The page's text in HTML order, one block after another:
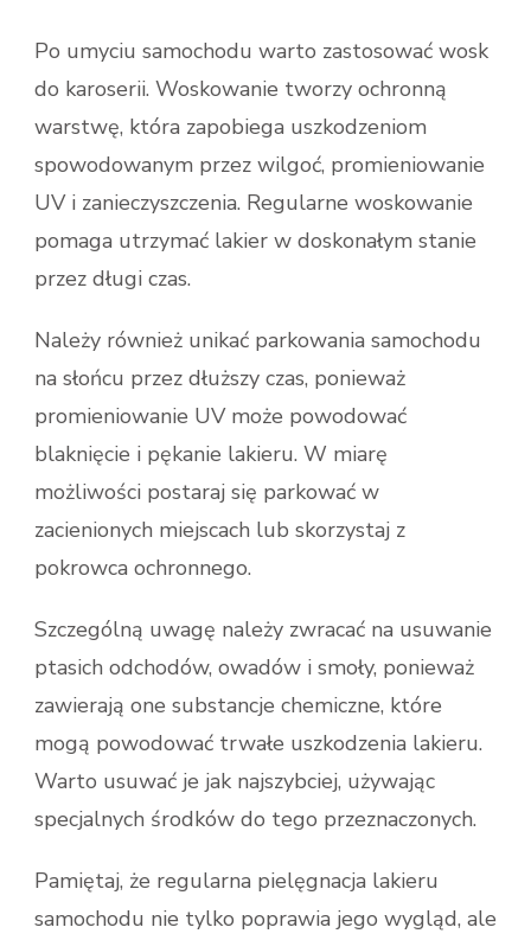
Po umyciu samochodu warto zastosować wosk
do karoserii. Woskowanie tworzy ochronną
warstwę, która zapobiega uszkodzeniom
spowodowanym przez wilgoć, promieniowanie
UV i zanieczyszczenia. Regularne woskowanie
pomaga utrzymać lakier w doskonałym stanie
przez długi czas.
Należy również unikać parkowania samochodu
na słońcu przez dłuższy czas, ponieważ
promieniowanie UV może powodować
blaknięcie i pękanie lakieru. W miarę
możliwości postaraj się parkować w
zacienionych miejscach lub skorzystaj z
pokrowca ochronnego.
Szczególną uwagę należy zwracać na usuwanie
ptasich odchodów, owadów i smoły, ponieważ
zawierają one substancje chemiczne, które
mogą powodować trwałe uszkodzenia lakieru.
Warto usuwać je jak najszybciej, używając
specjalnych środków do tego przeznaczonych.
Pamiętaj, że regularna pielęgnacja lakieru
samochodu nie tylko poprawia jego wygląd, ale